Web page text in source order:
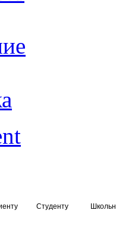
Студенту